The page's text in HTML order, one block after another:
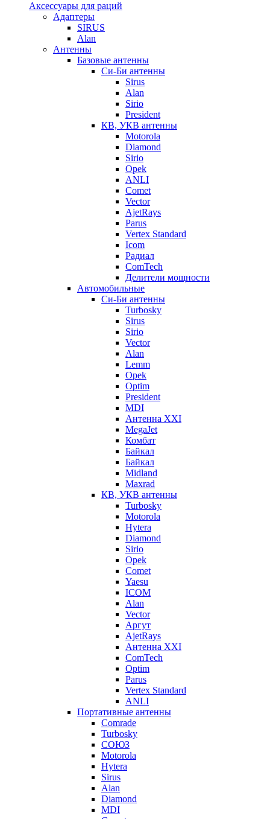
Аксессуары для раций
Адаптеры
SIRUS
Alan
Антенны
Базовые антенны
Си-Би антенны
Sirus
Alan
Sirio
President
КВ, УКВ антенны
Motorola
Diamond
Sirio
Opek
ANLI
Comet
Vector
AjetRays
Parus
Vertex Standard
Icom
Радиал
ComTech
Делители мощности
Автомобильные
Си-Би антенны
Turbosky
Sirus
Sirio
Vector
Alan
Lemm
Opek
Optim
President
MDI
Антенна XXI
MegaJet
Комбат
Байкал
Байкал
Midland
Maxrad
КВ, УКВ антенны
Turbosky
Motorola
Hytera
Diamond
Sirio
Opek
Comet
Yaesu
ICOM
Alan
Vector
Аргут
AjetRays
Антенна XXI
ComTech
Optim
Parus
Vertex Standard
ANLI
Портативные антенны
Comrade
Turbosky
СОЮЗ
Motorola
Hytera
Sirus
Alan
Diamond
MDI